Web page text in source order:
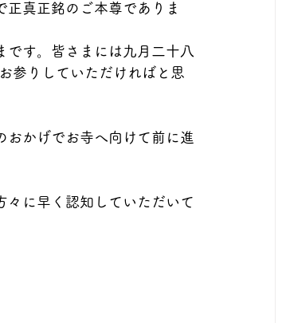
真正銘のご本尊でありま
です。皆さまには九月二十八
参りしていただければと思
おかげでお寺へ向けて前に進
々に早く認知していただいて